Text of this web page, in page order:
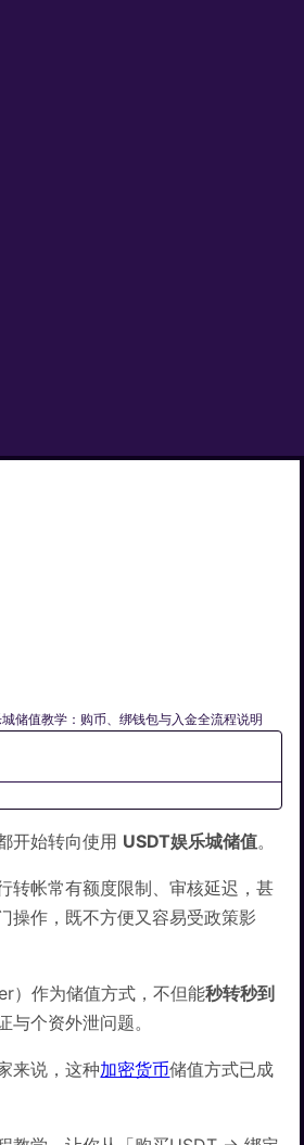
储值教学：购币、绑钱包与入金全流程说明
开始转向使用 USDT娱乐城储值。
转帐常有额度限制、审核延迟，甚
操作，既不方便又容易受政策影
）作为储值方式，不但能秒转秒到
与个资外泄问题。
来说，这种加密货币储值方式已成